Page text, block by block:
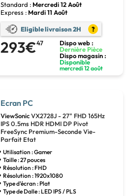
Standard : Mercredi 12 Août
Express : Mardi 11 Août
Eligible livraison 2H ?
293€47
Dispo web :
Dernière Pièce
Dispo magasin :
Disponible
mercredi 12 août
Ecran PC
ViewSonicVX2728J - 27" FHD 165Hz
IPS 0.5ms HDR HDMI DP Pivot
FreeSync Premium-Seconde Vie-
Parfait Etat
Utilisation : Gamer
Taille : 27 pouces
Résolution : FHD
Résolution : 1920x1080
Type d'écran : Plat
Type de Dalle : LED IPS / PLS